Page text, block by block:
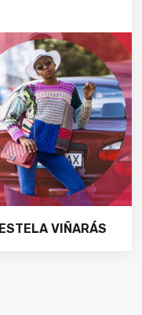
ESTELA VIÑARÁS